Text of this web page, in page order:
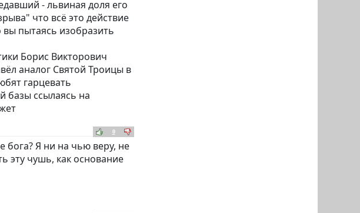
- львиная доля его
что всё это действие
пытаясь изобразить
Борис Викторович
аналог Святой Троицы в
гарцевать
базы ссылаясь на
0
бога? Я ни на чью веру, не
эту чушь, как основание